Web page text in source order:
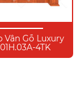
Vân Gỗ Luxury
4TK